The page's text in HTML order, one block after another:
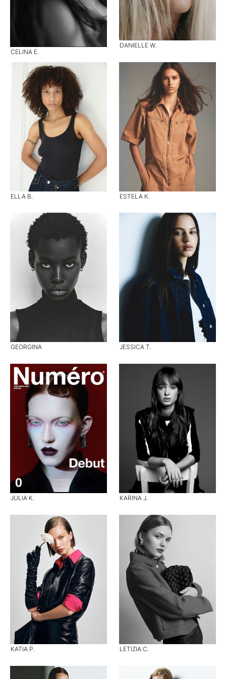
CELINA E.
DANIELLE W.
ELLA B. ESTELA K.
GEORGINA JESSICA T.
JULIA K. KARINA J.
KATIA P. LETIZIA C.